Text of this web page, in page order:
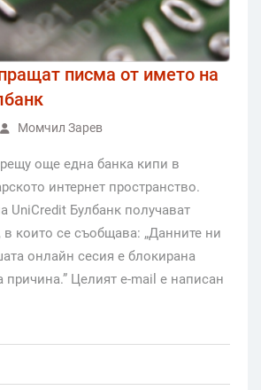
писма от името на
Момчил Зарев
още една банка кипи в
интернет пространство.
UniCredit Булбанк получават
които се съобщава: „Данните ни
онлайн сесия е блокирана
причина.” Целият e-mail е написан